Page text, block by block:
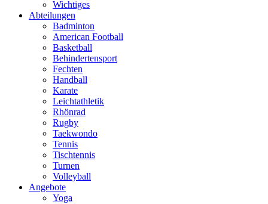
Wichtiges
Abteilungen
Badminton
American Football
Basketball
Behindertensport
Fechten
Handball
Karate
Leichtathletik
Rhönrad
Rugby
Taekwondo
Tennis
Tischtennis
Turnen
Volleyball
Angebote
Yoga